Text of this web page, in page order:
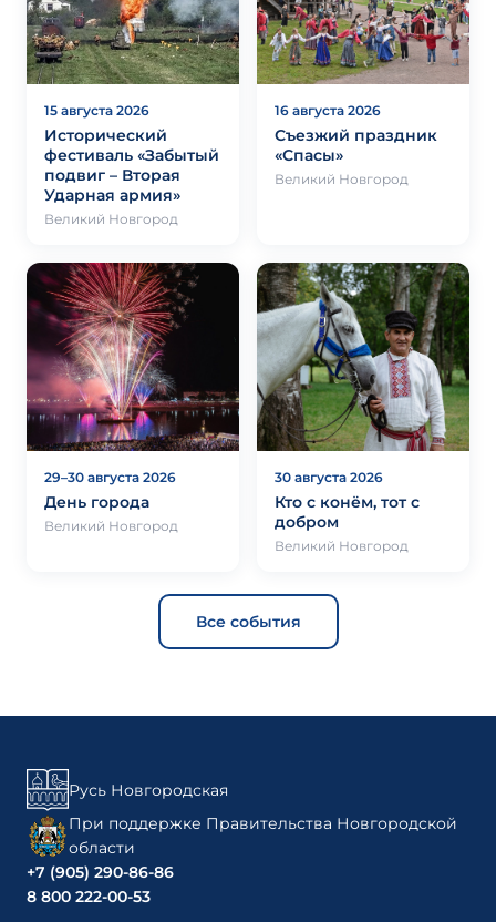
15 августа 2026
Исторический
фестиваль «Забытый
подвиг – Вторая
Ударная армия»
Великий Новгород
16 августа 2026
Съезжий праздник
«Спасы»
Великий Новгород
29–30 августа 2026
День города
Великий Новгород
30 августа 2026
Кто с конём, тот с
добром
Великий Новгород
Все события
Русь Новгородская
При поддержке Правительства Новгородской
области
+7 (905) 290-86-86
8 800 222-00-53